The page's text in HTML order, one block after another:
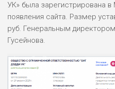
УК» была зарегистрирована
появления сайта. Размер
руб. Генеральным
Гусейнова.